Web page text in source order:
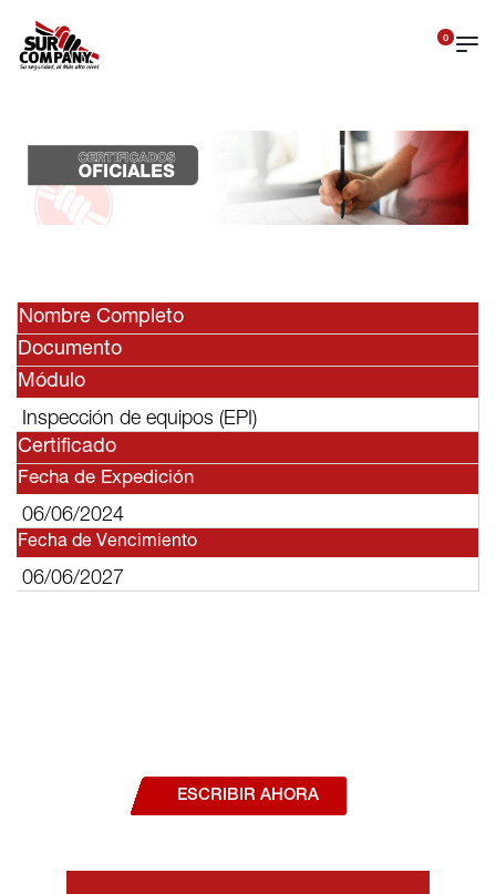
0
Nombre Completo
Documento
Módulo
Inspección de equipos (EPI)
Certificado
Fecha de Expedición
06/06/2024
Fecha de Vencimiento
06/06/2027
ESCRIBIR AHORA